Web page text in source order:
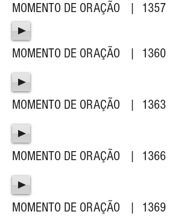
MOMENTO DE ORAÇÃO | 1357
MOMENTO DE ORAÇÃO | 1360
MOMENTO DE ORAÇÃO | 1363
MOMENTO DE ORAÇÃO | 1366
MOMENTO DE ORAÇÃO | 1369